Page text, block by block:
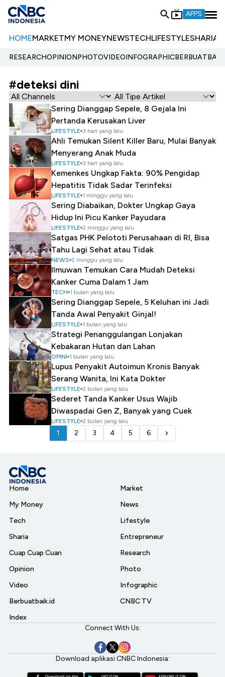
APPS
HOMEMARKETMY MONEYNEWSTECHLIFESTYLESHARIA
RESEARCHOPINIONPHOTOVIDEOINFOGRAPHIC
#deteksi dini
Sering Dianggap Sepele, 8 Gejala Ini
Pertanda Kerusakan Liver
LIFESTYLE 3 hari yang lalu
Ahli Temukan Silent Killer Baru, Mulai Banyak
Menyerang Anak Muda
LIFESTYLE 3 hari yang lalu
Kemenkes Ungkap Fakta: 90% Pengidap
Hepatitis Tidak Sadar Terinfeksi
LIFESTYLE 1 minggu yang lalu
Sering Diabaikan, Dokter Ungkap Gaya
Hidup Ini Picu Kanker Payudara
LIFESTYLE 2 minggu yang lalu
Satgas PHK Pelototi Perusahaan di RI, Bisa
Tahu Lagi Sehat atau Tidak
NEWS 2 minggu yang lalu
Ilmuwan Temukan Cara Mudah Deteksi
Kanker Cuma Dalam 1 Jam
TECH 1 bulan yang lalu
Sering Dianggap Sepele, 5 Keluhan ini Jadi
Tanda Awal Penyakit Ginjal!
LIFESTYLE 1 bulan yang lalu
Strategi Penanggulangan Lonjakan
Kebakaran Hutan dan Lahan
OPINI 1 bulan yang lalu
Lupus Penyakit Autoimun Kronis Banyak
Serang Wanita, Ini Kata Dokter
LIFESTYLE 2 bulan yang lalu
Sederet Tanda Kanker Usus Wajib
Diwaspadai Gen Z, Banyak yang Cuek
LIFESTYLE 2 bulan yang lalu
1 2 3 4 5 6
Home
My Money
Tech
Sharia
Cuap Cuap Cuan
Opinion
Video
Berbuatbaik.id
Index
Market
News
Lifestyle
Entrepreneur
Research
Photo
Infographic
CNBC TV
Connect With Us:
Download aplikasi CNBC Indonesia: